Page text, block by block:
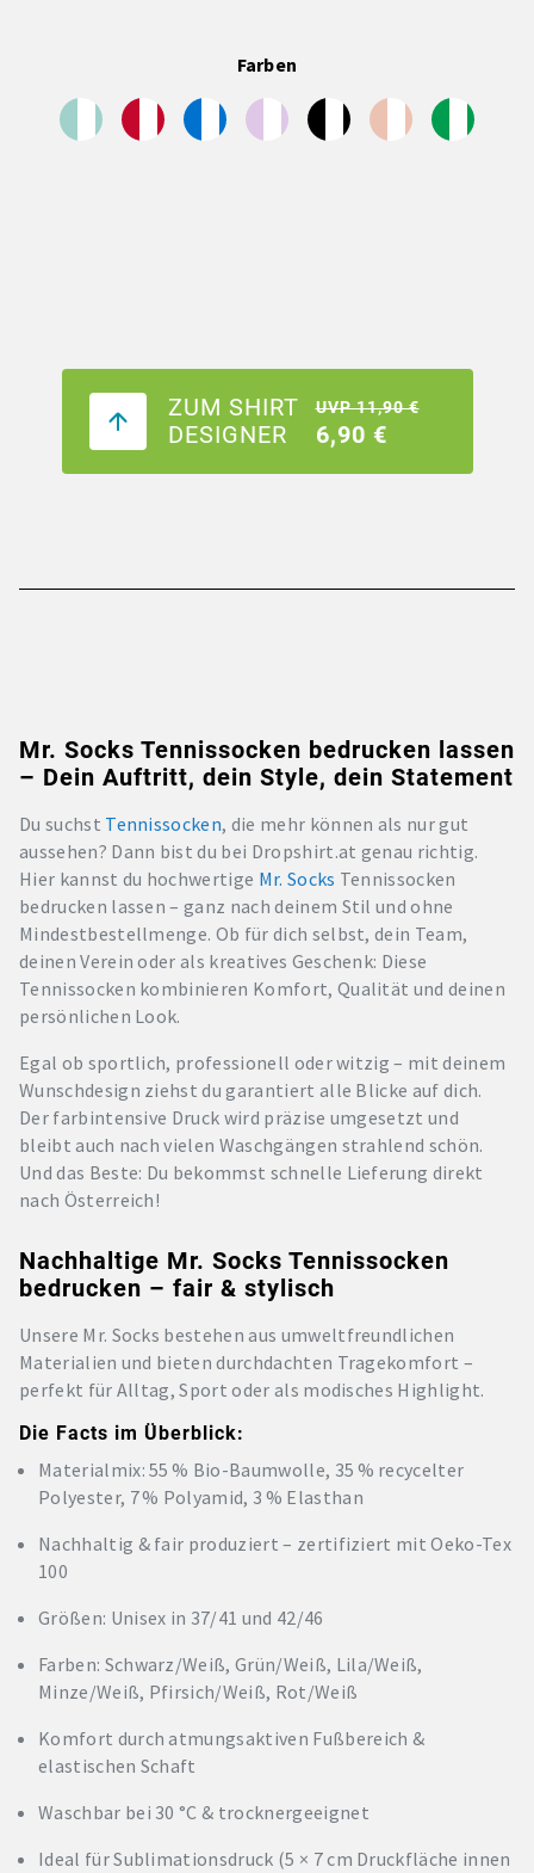
Farben
ZUM SHIRT
DESIGNER
UVP 11,90 €
6,90 €
Mr. Socks Tennissocken bedrucken lassen
– Dein Auftritt, dein Style, dein Statement
Du suchst Tennissocken, die mehr können als nur gut
aussehen? Dann bist du bei Dropshirt.at genau richtig.
Hier kannst du hochwertige Mr. Socks Tennissocken
bedrucken lassen – ganz nach deinem Stil und ohne
Mindestbestellmenge. Ob für dich selbst, dein Team,
deinen Verein oder als kreatives Geschenk: Diese
Tennissocken kombinieren Komfort, Qualität und deinen
persönlichen Look.
Egal ob sportlich, professionell oder witzig – mit deinem
Wunschdesign ziehst du garantiert alle Blicke auf dich.
Der farbintensive Druck wird präzise umgesetzt und
bleibt auch nach vielen Waschgängen strahlend schön.
Und das Beste: Du bekommst schnelle Lieferung direkt
nach Österreich!
Nachhaltige Mr. Socks Tennissocken
bedrucken – fair & stylisch
Unsere Mr. Socks bestehen aus umweltfreundlichen
Materialien und bieten durchdachten Tragekomfort –
perfekt für Alltag, Sport oder als modisches Highlight.
Die Facts im Überblick:
Materialmix: 55 % Bio-Baumwolle, 35 % recycelter
Polyester, 7 % Polyamid, 3 % Elasthan
Nachhaltig & fair produziert – zertifiziert mit Oeko-Tex
100
Größen: Unisex in 37/41 und 42/46
Farben: Schwarz/Weiß, Grün/Weiß, Lila/Weiß,
Minze/Weiß, Pfirsich/Weiß, Rot/Weiß
Komfort durch atmungsaktiven Fußbereich &
elastischen Schaft
Waschbar bei 30 °C & trocknergeeignet
Ideal für Sublimationsdruck (5 × 7 cm Druckfläche innen